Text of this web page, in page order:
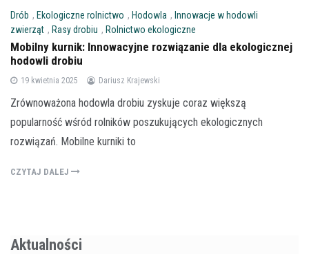
Drób , Ekologiczne rolnictwo , Hodowla , Innowacje w hodowli
zwierząt , Rasy drobiu , Rolnictwo ekologiczne
Mobilny kurnik: Innowacyjne rozwiązanie dla ekologicznej
hodowli drobiu
19 kwietnia 2025 Dariusz Krajewski
Zrównoważona hodowla drobiu zyskuje coraz większą
popularność wśród rolników poszukujących ekologicznych
rozwiązań. Mobilne kurniki to
CZYTAJ DALEJ
Aktualności